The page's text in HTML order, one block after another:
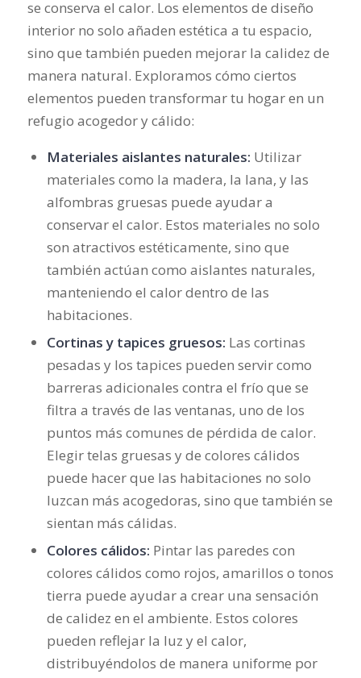
se conserva el calor. Los elementos de diseño
interior no solo añaden estética a tu espacio,
sino que también pueden mejorar la calidez de
manera natural. Exploramos cómo ciertos
elementos pueden transformar tu hogar en un
refugio acogedor y cálido:
Materiales aislantes naturales: Utilizar
materiales como la madera, la lana, y las
alfombras gruesas puede ayudar a
conservar el calor. Estos materiales no solo
son atractivos estéticamente, sino que
también actúan como aislantes naturales,
manteniendo el calor dentro de las
habitaciones.
Cortinas y tapices gruesos: Las cortinas
pesadas y los tapices pueden servir como
barreras adicionales contra el frío que se
filtra a través de las ventanas, uno de los
puntos más comunes de pérdida de calor.
Elegir telas gruesas y de colores cálidos
puede hacer que las habitaciones no solo
luzcan más acogedoras, sino que también se
sientan más cálidas.
Colores cálidos: Pintar las paredes con
colores cálidos como rojos, amarillos o tonos
tierra puede ayudar a crear una sensación
de calidez en el ambiente. Estos colores
pueden reflejar la luz y el calor,
distribuyéndolos de manera uniforme por